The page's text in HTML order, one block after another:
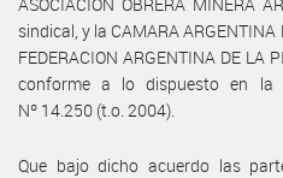
sindical, y la CAMARA ARGENTINA
FEDERACION ARGENTINA DE LA
conforme a lo dispuesto en la
Nº 14.250 (t.o. 2004).
Que bajo dicho acuerdo las